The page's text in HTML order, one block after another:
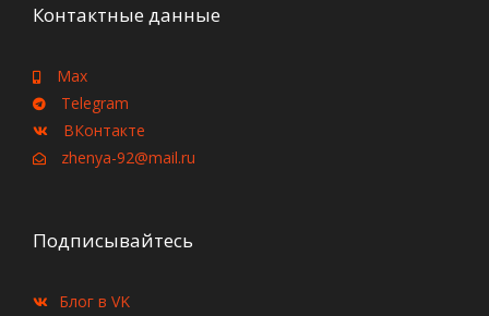
Контактные данные
Max
Telegram
ВКонтакте
zhenya-92@mail.ru
Подписывайтесь
Блог в VK